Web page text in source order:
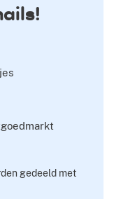
gedeeld met